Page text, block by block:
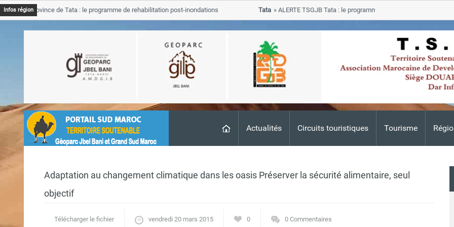
Actualités Circuits touristiques Tourisme
Infos régionProvince de Tata : le programme de rehabilitation post-inondations
ALERTE TSGJB Tata : le programme de rehabilitation post-
progresse dans les zones sinistrees
Adaptation au changement climatique dans les oasis Préserver la sécurité alimentaire, seul
objectif
Télécharger le fichier vendredi 20 mars 2015 0 0 Commentaires